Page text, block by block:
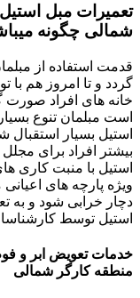
تعمیرات مبل
شمالی چگونه
قدمت استفاده از
گردد و تا امروز هم با
خانه های افراد صورت
است مبلمان تنوع
استیل بسیار استقبال
بیشتر افراد برای
استیل با منبت کاری
ویژه پارچه های
دچار خرابی شود و به
استیل توسط
خدمات تعویض ابر و
منطقه کارگر شمالی